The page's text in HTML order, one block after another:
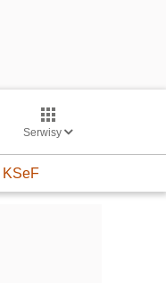
Serwisy
KSeF